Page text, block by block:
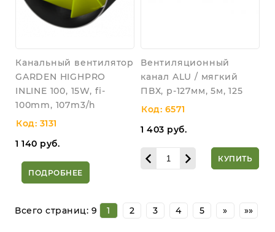
Канальный вентилятор
GARDEN HIGHPRO
INLINE 100, 15W, fi-
100mm, 107m3/h
Код: 3131
1 140 руб.
ПОДРОБНЕЕ
Вентиляционный
канал ALU / мягкий
ПВХ, р-127мм, 5м, 125
Код: 6571
1 403 руб.
КУПИТЬ
Всего страниц: 9 1 2 3 4 5 » »»